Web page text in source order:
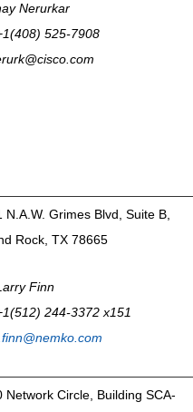
Nerurkar
525-7908
N.A.W. Grimes Blvd, Suite B,
Rock, TX 78665
Finn
244-3372 x151
Network Circle, Building SCA-